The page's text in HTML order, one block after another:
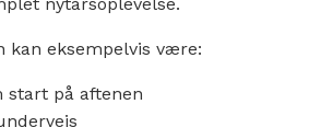
nytårsoplevelse.
kan eksempelvis være:
start på aftenen